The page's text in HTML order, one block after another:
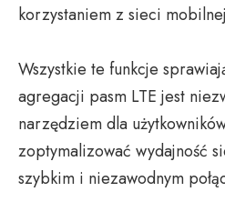
korzystaniem z sieci
Wszystkie te funkcje
agregacji pasm LTE jest
narzędziem dla
zoptymalizować wydajność
szybkim i niezawodnym